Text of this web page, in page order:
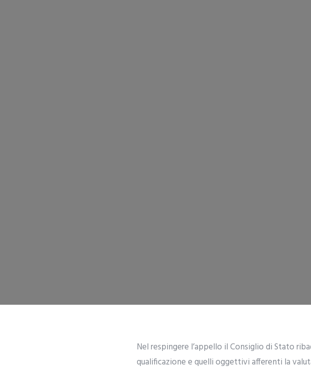
Nel respingere l’appello il Consiglio di Stato
qualificazione e quelli oggettivi afferenti la